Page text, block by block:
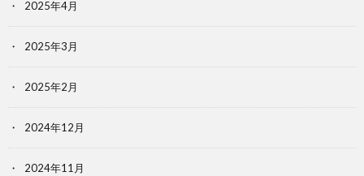
2025年4月
2025年3月
2025年2月
2024年12月
2024年11月